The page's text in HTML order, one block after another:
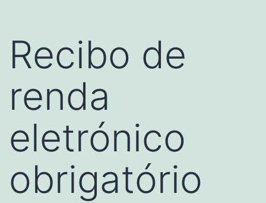
Recibo de
renda
eletrónico
obrigatório